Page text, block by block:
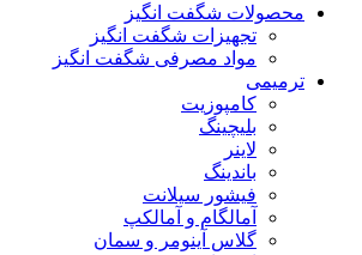
محصولات شگفت انگیز
تجهیزات شگفت انگیز
مواد مصرفی شگفت انگیز
ترمیمی
کامپوزیت
بلیچینگ
لاینر
باندینگ
فیشور سیلانت
آمالگام و آمالکپ
گلاس آینومر و سمان